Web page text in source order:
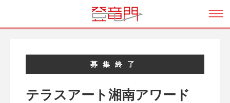
募集終了
テラスアート湘南アワード